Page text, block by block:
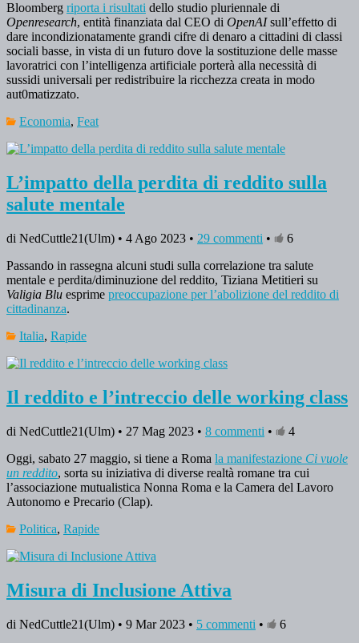
Bloomberg riporta i risultati dello studio pluriennale di
Openresearch, entità finanziata dal CEO di OpenAIsull’effetto di
dare incondizionatamente grandi cifre di denaro a cittadini di classi
sociali basse, in vista di un futuro dove la sostituzione delle masse
lavoratrici con l’intelligenza artificiale porterà alla necessità di
sussidi universali per redistribuire la ricchezza creata in modo
aut0matizzato.
Economia, Feat
L’impatto della perdita di reddito sulla
salute mentale
di NedCuttle21(Ulm) • 4 Ago 2023 • 29 commenti •
6
Passando in rassegna alcuni studi sulla correlazione tra salute
mentale e perdita/diminuzione del reddito, Tiziana Metitieri su
Valigia Blu esprime preoccupazione per l’abolizione del reddito di
cittadinanza.
Italia, Rapide
Il reddito e l’intreccio delle working class
di NedCuttle21(Ulm) • 27 Mag 2023 • 8 commenti •
4
Oggi, sabato 27 maggio, si tiene a Roma la manifestazione Ci vuole
un reddito, sorta su iniziativa di diverse realtà romane tra cui
l’associazione mutualistica Nonna Roma e la Camera del Lavoro
Autonomo e Precario (Clap).
Politica, Rapide
Misura di Inclusione Attiva
di NedCuttle21(Ulm) • 9 Mar 2023 • 5 commenti •
6